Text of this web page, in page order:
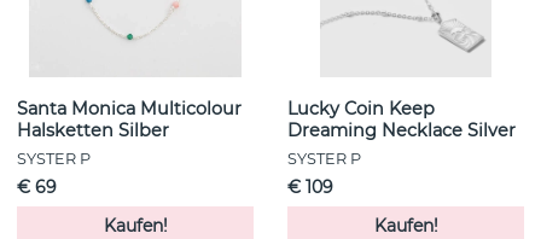
Santa Monica Multicolour
Halsketten Silber
SYSTER P
€ 69
Kaufen!
Lucky Coin Keep
Dreaming Necklace Silver
SYSTER P
€ 109
Kaufen!